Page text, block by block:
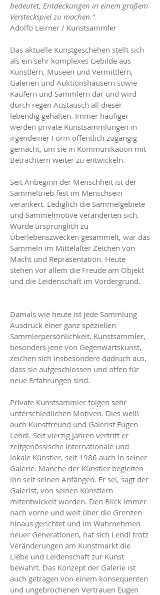
bedeutet, Entdeckungen in einem großem
Versteckspiel zu machen."
Adolfo Leirner / Kunstsammler
Das aktuelle Kunstgeschehen stellt sich
als ein sehr komplexes Gebilde aus
Künstlern, Museen und Vermittlern,
Galerien und Auktionshäusern sowie
Käufern und Sammlern dar und wird
durch regen Austausch all dieser
lebendig gehalten. Immer häufiger
werden private Kunstsammlungen in
irgendeiner Form öffentlich zugängig
gemacht, um sie in Kommunikation mit
Betrachtern weiter zu entwickeln.
Seit Anbeginn der Menschheit ist der
Sammeltrieb fest im Menschsein
verankert. Lediglich die Sammelgebiete
und Sammelmotive veränderten sich.
Wurde ursprünglich zu
Überlebenszwecken gesammelt, war das
Sammeln im Mittelalter Zeichen von
Macht und Repräsentation. Heute
stehen vor allem die Freude am Objekt
und die Leidenschaft im Vordergrund.
Damals wie heute ist jede Sammlung
Ausdruck einer ganz speziellen
Sammlerpersönlichkeit. Kunstsammler,
besonders jene von Gegenwartskunst,
zeichen sich insbesondere dadruch aus,
dass sie aufgeschlossen und offen für
neue Erfahrungen sind.
Private Kunstsammler folgen sehr
unterschiedlichen Motiven. Dies weiß
auch Kunstfreund und Galerist Eugen
Lendl. Seit vierzig Jahren vertritt er
zeitgenössische internationale und
lokale Künstler, seit 1986 auch in seiner
Galerie. Manche der Künstler begleiten
ihn seit seinen Anfängen. Er sei, sagt der
Galerist, von seinen Künstlern
mitentwickelt worden. Den Blick immer
nach vorne und weit über die Grenzen
hinaus gerichtet und im Wahrnehmen
neuer Generationen, hat sich Lendl trotz
Veränderungen am Kunstmarkt die
Liebe und Leidenschaft zur Kunst
bewahrt. Das Konzept der Galerie ist
auch getragen von einem konsequenten
und ungebrochenen Vertrauen Eugen